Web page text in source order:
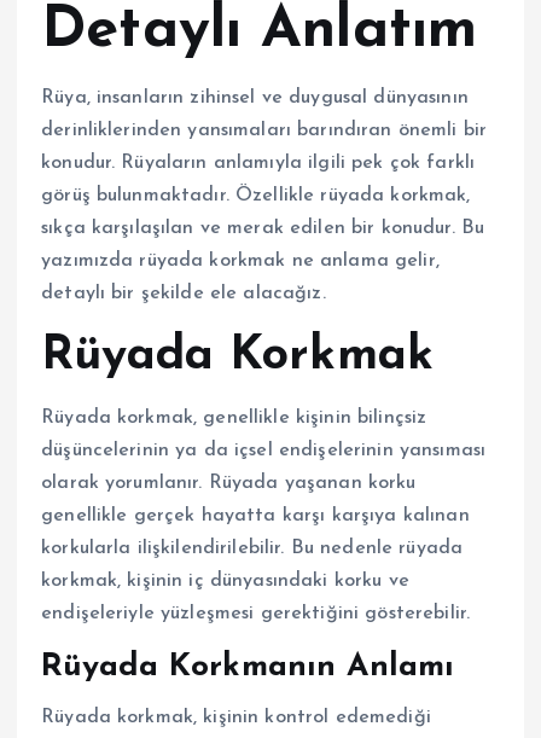
Detaylı Anlatım
Rüya, insanların zihinsel ve duygusal dünyasının
derinliklerinden yansımaları barındıran önemli bir
konudur. Rüyaların anlamıyla ilgili pek çok farklı
görüş bulunmaktadır. Özellikle rüyada korkmak,
sıkça karşılaşılan ve merak edilen bir konudur. Bu
yazımızda rüyada korkmak ne anlama gelir,
detaylı bir şekilde ele alacağız.
Rüyada Korkmak
Rüyada korkmak, genellikle kişinin bilinçsiz
düşüncelerinin ya da içsel endişelerinin yansıması
olarak yorumlanır. Rüyada yaşanan korku
genellikle gerçek hayatta karşı karşıya kalınan
korkularla ilişkilendirilebilir. Bu nedenle rüyada
korkmak, kişinin iç dünyasındaki korku ve
endişeleriyle yüzleşmesi gerektiğini gösterebilir.
Rüyada Korkmanın Anlamı
Rüyada korkmak, kişinin kontrol edemediği